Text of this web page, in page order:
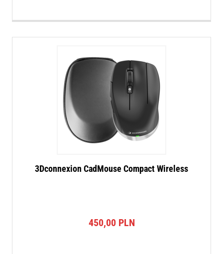
3Dconnexion CadMouse Compact Wireless
450,00 PLN